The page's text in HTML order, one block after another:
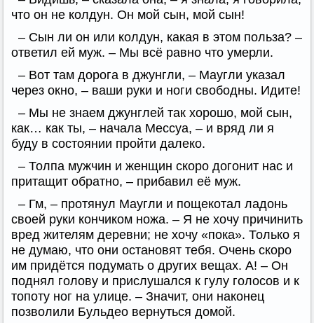
что он не колдун. Он мой сын, мой сын!
– Сын ли он или колдун, какая в этом польза? –
ответил ей муж. – Мы всё равно что умерли.
– Вот там дорога в джунгли, – Маугли указал
через окно, – ваши руки и ноги свободны. Идите!
– Мы не знаем джунглей так хорошо, мой сын,
как… как ты, – начала Мессуа, – и вряд ли я
буду в состоянии пройти далеко.
– Толпа мужчин и женщин скоро догонит нас и
притащит обратно, – прибавил её муж.
– Гм, – протянул Маугли и пощекотал ладонь
своей руки кончиком ножа. – Я не хочу причинить
вред жителям деревни; не хочу «пока». Только я
не думаю, что они остановят тебя. Очень скоро
им придётся подумать о других вещах. А! – Он
поднял голову и прислушался к гулу голосов и к
топоту ног на улице. – Значит, они наконец
позволили Бульдео вернуться домой.